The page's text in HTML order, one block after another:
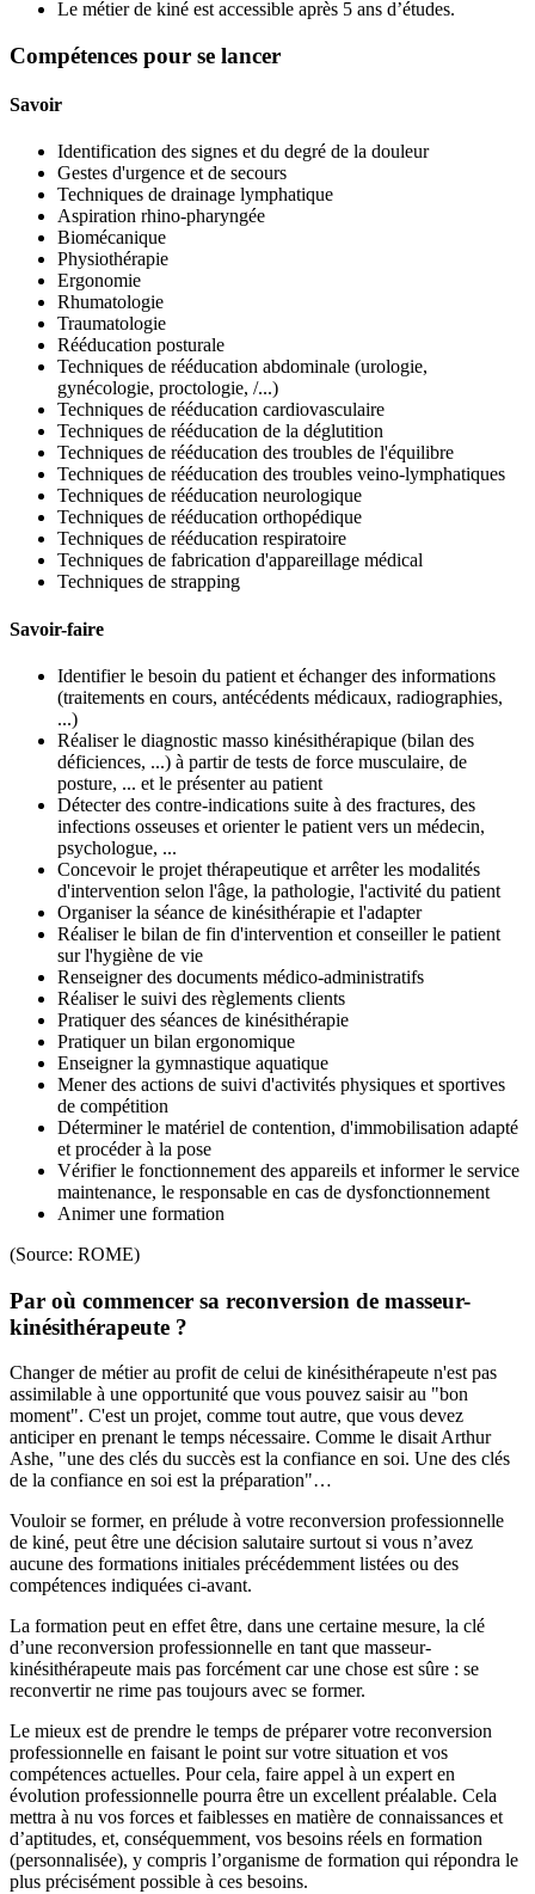
Le métier de kiné est accessible après 5 ans d’études.
Compétences pour se lancer
Savoir
Identification des signes et du degré de la douleur
Gestes d'urgence et de secours
Techniques de drainage lymphatique
Aspiration rhino-pharyngée
Biomécanique
Physiothérapie
Ergonomie
Rhumatologie
Traumatologie
Rééducation posturale
Techniques de rééducation abdominale (urologie,
gynécologie, proctologie, /...)
Techniques de rééducation cardiovasculaire
Techniques de rééducation de la déglutition
Techniques de rééducation des troubles de l'équilibre
Techniques de rééducation des troubles veino-lymphatiques
Techniques de rééducation neurologique
Techniques de rééducation orthopédique
Techniques de rééducation respiratoire
Techniques de fabrication d'appareillage médical
Techniques de strapping
Savoir-faire
Identifier le besoin du patient et échanger des informations
(traitements en cours, antécédents médicaux, radiographies,
...)
Réaliser le diagnostic masso kinésithérapique (bilan des
déficiences, ...) à partir de tests de force musculaire, de
posture, ... et le présenter au patient
Détecter des contre-indications suite à des fractures, des
infections osseuses et orienter le patient vers un médecin,
psychologue, ...
Concevoir le projet thérapeutique et arrêter les modalités
d'intervention selon l'âge, la pathologie, l'activité du patient
Organiser la séance de kinésithérapie et l'adapter
Réaliser le bilan de fin d'intervention et conseiller le patient
sur l'hygiène de vie
Renseigner des documents médico-administratifs
Réaliser le suivi des règlements clients
Pratiquer des séances de kinésithérapie
Pratiquer un bilan ergonomique
Enseigner la gymnastique aquatique
Mener des actions de suivi d'activités physiques et sportives
de compétition
Déterminer le matériel de contention, d'immobilisation adapté
et procéder à la pose
Vérifier le fonctionnement des appareils et informer le service
maintenance, le responsable en cas de dysfonctionnement
Animer une formation
(Source: ROME)
Par où commencer sa reconversion de masseur-
kinésithérapeute ?
Changer de métier au profit de celui de kinésithérapeute n'est pas
assimilable à une opportunité que vous pouvez saisir au "bon
moment". C'est un projet, comme tout autre, que vous devez
anticiper en prenant le temps nécessaire. Comme le disait Arthur
Ashe, "une des clés du succès est la confiance en soi. Une des clés
de la confiance en soi est la préparation"…
Vouloir se former, en prélude à votre reconversion professionnelle
de kiné, peut être une décision salutaire surtout si vous n’avez
aucune des formations initiales précédemment listées ou des
compétences indiquées ci-avant.
La formation peut en effet être, dans une certaine mesure, la clé
d’une reconversion professionnelle en tant que masseur-
kinésithérapeute mais pas forcément car une chose est sûre : se
reconvertir ne rime pas toujours avec se former.
Le mieux est de prendre le temps de préparer votre reconversion
professionnelle en faisant le point sur votre situation et vos
compétences actuelles. Pour cela, faire appel à un expert en
évolution professionnelle pourra être un excellent préalable. Cela
mettra à nu vos forces et faiblesses en matière de connaissances et
d’aptitudes, et, conséquemment, vos besoins réels en formation
(personnalisée), y compris l’organisme de formation qui répondra le
plus précisément possible à ces besoins.